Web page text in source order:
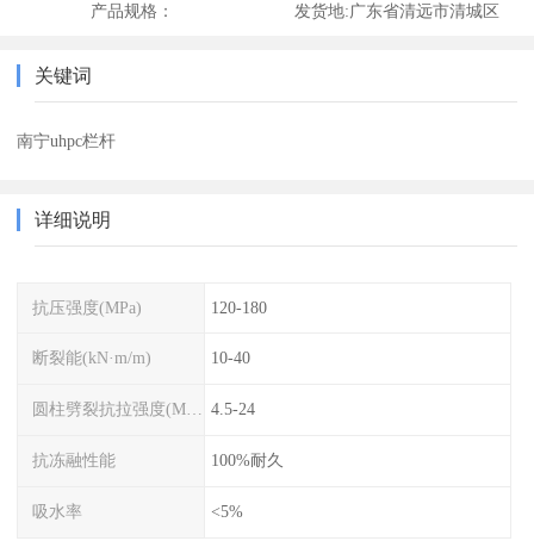
产品规格： 发货地:广东省清远市清城区
关键词
南宁uhpc栏杆
详细说明
抗压强度(MPa) 120-180
断裂能(kN·m/m) 10-40
圆柱劈裂抗拉强度(MPa) 4.5-24
抗冻融性能 100%耐久
吸水率 <5%